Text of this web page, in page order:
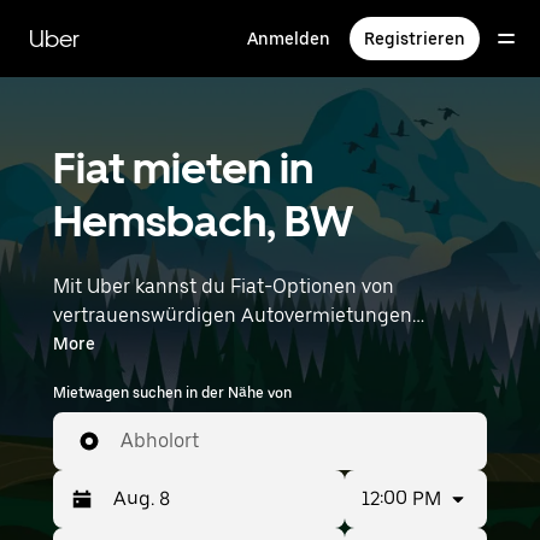
zum
Hauptinhalt
Uber Anmelden Registrieren
Fiat mieten in
Hemsbach, BW
Mit Uber kannst du Fiat-Optionen von
vertrauenswürdigen Autovermietungen
durchstöbern. Finde den richtigen Leihwagen
von Fiat für Besorgungen, Roadtrips oder
tägliche Fahrten. Egal, ob du Preis, Größe oder
Stil priorisierst: Hier findest du Optionen, die
deinen Wünschen entsprechen. Gib deine Zeit-
und Standortangaben (z. B. Frankfurt Airport)
ein, um Fiat-Vermietungen in deiner Nähe zu
More
Mietwagen suchen in der Nähe von
Abholort
12:00 PM